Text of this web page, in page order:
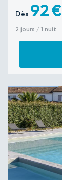
Dès 92€
2 jours / 1 nuit